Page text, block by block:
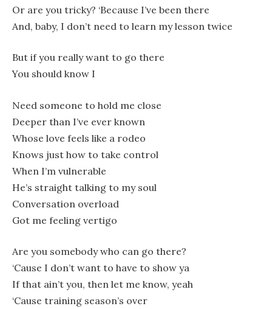
Or are you tricky? ‘Because I’ve been there
And, baby, I don’t need to learn my lesson twice
But if you really want to go there
You should know I
Need someone to hold me close
Deeper than I’ve ever known
Whose love feels like a rodeo
Knows just how to take control
When I’m vulnerable
He’s straight talking to my soul
Convеrsation overload
Got me feeling vertigo
Are you somebody who can go there?
‘Cause I don’t want to have to show ya
If that ain’t you, then let me know, yeah
‘Cause training season’s over